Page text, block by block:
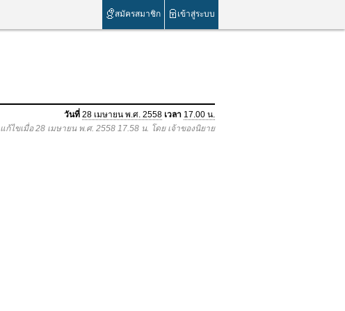
สมัครสมาชิก เข้าสู่ระบบ
วันที่ 28 เมษายน พ.ศ. 2558 เวลา 17.00 น.
แก้ไขเมื่อ 28 เมษายน พ.ศ. 2558 17.58 น. โดย เจ้าของนิยาย